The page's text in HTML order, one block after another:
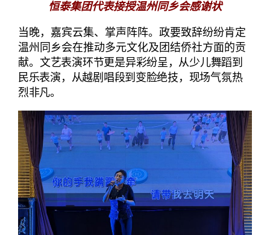
恒泰集团代表接授温州同乡会感谢状
当晚，嘉宾云集、掌声阵阵。政要致辞纷纷肯定
温州同乡会在推动多元文化及团结侨社方面的贡
献。 文艺表演环节更是异彩纷呈，从少儿舞蹈到
民乐表演，从越剧唱段到变脸绝技，现场气氛热
烈非凡。